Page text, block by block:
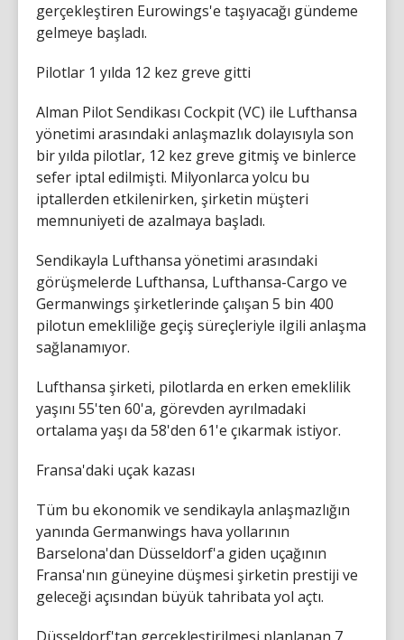
gerçekleştiren Eurowings'e taşıyacağı gündeme
gelmeye başladı.
Pilotlar 1 yılda 12 kez greve gitti
Alman Pilot Sendikası Cockpit (VC) ile Lufthansa
yönetimi arasındaki anlaşmazlık dolayısıyla son
bir yılda pilotlar, 12 kez greve gitmiş ve binlerce
sefer iptal edilmişti. Milyonlarca yolcu bu
iptallerden etkilenirken, şirketin müşteri
memnuniyeti de azalmaya başladı.
Sendikayla Lufthansa yönetimi arasındaki
görüşmelerde Lufthansa, Lufthansa-Cargo ve
Germanwings şirketlerinde çalışan 5 bin 400
pilotun emekliliğe geçiş süreçleriyle ilgili anlaşma
sağlanamıyor.
Lufthansa şirketi, pilotlarda en erken emeklilik
yaşını 55'ten 60'a, görevden ayrılmadaki
ortalama yaşı da 58'den 61'e çıkarmak istiyor.
Fransa'daki uçak kazası
Tüm bu ekonomik ve sendikayla anlaşmazlığın
yanında Germanwings hava yollarının
Barselona'dan Düsseldorf'a giden uçağının
Fransa'nın güneyine düşmesi şirketin prestiji ve
geleceği açısından büyük tahribata yol açtı.